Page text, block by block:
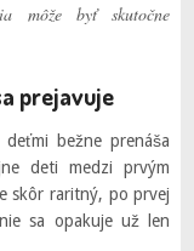
môže byť skutočne
prejavuje
bežne prenáša
deti medzi prvým
skôr raritný, po prvej
sa opakuje už len